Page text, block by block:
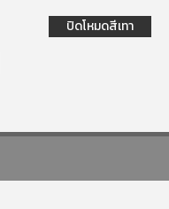
ปิดโหมดสีเทา